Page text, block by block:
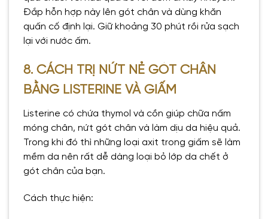
Đắp hỗn hợp này lên gót chân và dùng khăn
quấn cố định lại. Giữ khoảng 30 phút rồi rửa sạch
lại với nước ấm.
8. CÁCH TRỊ NỨT NẺ GÓT CHÂN
BẰNG LISTERINE VÀ GIẤM
Listerine có chứa thymol và cồn giúp chữa nấm
móng chân, nứt gót chân và làm dịu da hiệu quả.
Trong khi đó thì những loại axit trong giấm sẽ làm
mềm da nên rất dễ dàng loại bỏ lớp da chết ở
gót chân của bạn.
Cách thực hiện: